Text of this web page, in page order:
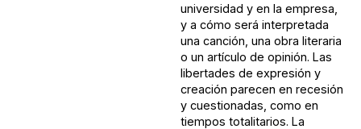
universidad y en la empresa,
y a cómo será interpretada
una canción, una obra literaria
o un artículo de opinión. Las
libertades de expresión y
creación parecen en recesión
y cuestionadas, como en
tiempos totalitarios. La